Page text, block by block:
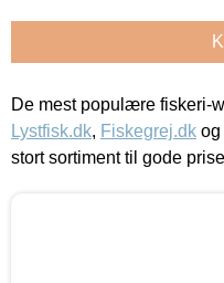
De mest populære fiskeri-
Lystfisk.dk, Fiskegrej.dk og
stort sortiment til gode